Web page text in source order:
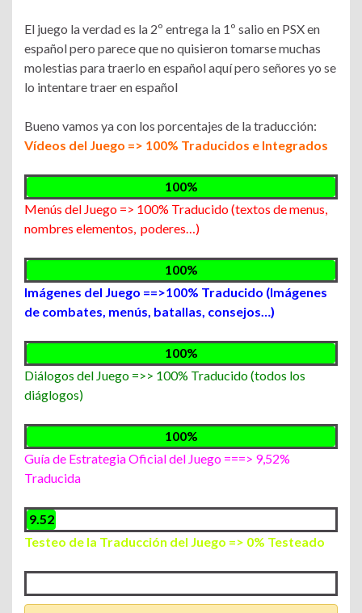
El juego la verdad es la 2º entrega la 1º salio en PSX en
español pero parece que no quisieron tomarse muchas
molestias para traerlo en español aquí pero señores yo se
lo intentare traer en español
Bueno vamos ya con los porcentajes de la traducción:
Vídeos del Juego => 100% Traducidos e Integrados
100%
Menús del Juego => 100% Traducido (textos de menus,
nombres elementos, poderes…)
100%
Imágenes del Juego ==>100% Traducido (Imágenes
de combates, menús, batallas, consejos…)
100%
Diálogos del Juego =>> 100% Traducido (todos los
diáglogos)
100%
Guía de Estrategia Oficial del Juego ===> 9,52%
Traducida
9.52
%
Testeo de la Traducción del Juego => 0% Testeado
%